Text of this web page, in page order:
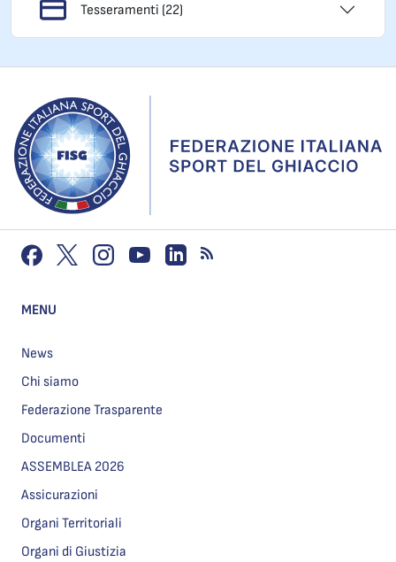
Tesseramenti (22)
MENU
News
Chi siamo
Federazione Trasparente
Documenti
ASSEMBLEA 2026
Assicurazioni
Organi Territoriali
Organi di Giustizia